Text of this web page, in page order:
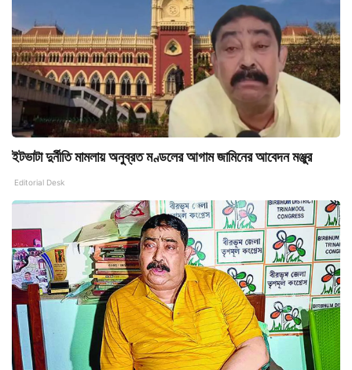
ইটভাটা দুর্নীতি মামলায় অনুব্রত মণ্ডলের আগাম জামিনের আবেদন মঞ্জুর
Editorial Desk